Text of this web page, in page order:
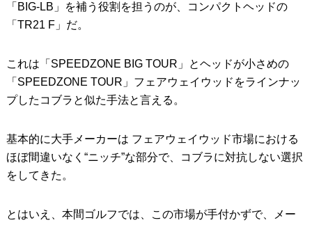
「BIG-LB」を補う役割を担うのが、コンパクトヘッドの
「TR21 F」だ。
これは「SPEEDZONE BIG TOUR」とヘッドが小さめの
「SPEEDZONE TOUR」フェアウェイウッドをラインナッ
プしたコブラと似た手法と言える。
基本的に大手メーカーは フェアウェイウッド市場における
ほぼ間違いなく“ニッチ”な部分で、コブラに対抗しない選択
をしてきた。
とはいえ、本間ゴルフでは、この市場が手付かずで、メー